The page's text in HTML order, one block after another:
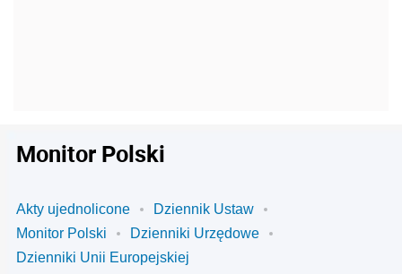
Monitor Polski
Akty ujednolicone
Dziennik Ustaw
Monitor Polski
Dzienniki Urzędowe
Dzienniki Unii Europejskiej